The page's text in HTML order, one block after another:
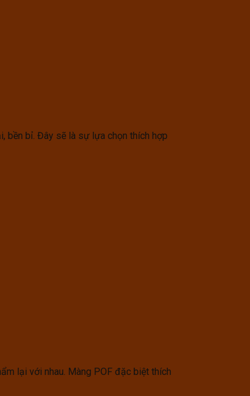
bền bỉ. Đây sẽ là sự lựa chọn thích hợp
lại với nhau. Màng POF đặc biệt thích